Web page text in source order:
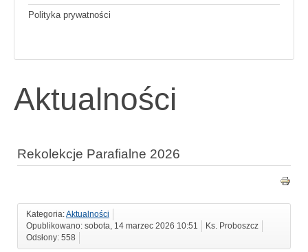
Polityka prywatności
Aktualności
Rekolekcje Parafialne 2026
Kategoria:Aktualności
Opublikowano: sobota, 14 marzec 2026 10:51
Ks. Proboszcz
Odsłony: 558